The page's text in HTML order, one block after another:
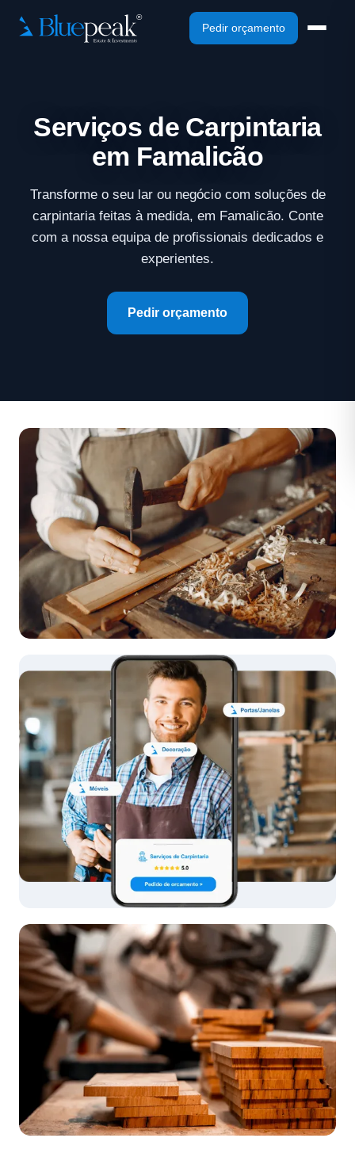
Pedir orçamento
Serviços de Carpintaria
em Famalicão
Transforme o seu lar ou negócio com soluções de
carpintaria feitas à medida, em Famalicão. Conte
com a nossa equipa de profissionais dedicados e
experientes.
Pedir orçamento